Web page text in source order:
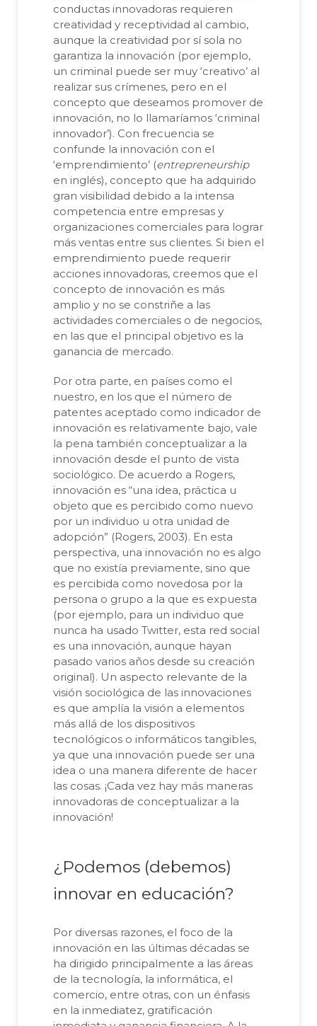
conductas innovadoras requieren
creatividad y receptividad al cambio,
aunque la creatividad por sí sola no
garantiza la innovación (por ejemplo,
un criminal puede ser muy ‘creativo’ al
realizar sus crímenes, pero en el
concepto que deseamos promover de
innovación, no lo llamaríamos ‘criminal
innovador’). Con frecuencia se
confunde la innovación con el
‘emprendimiento’ (entrepreneurship
en inglés), concepto que ha adquirido
gran visibilidad debido a la intensa
competencia entre empresas y
organizaciones comerciales para lograr
más ventas entre sus clientes. Si bien el
emprendimiento puede requerir
acciones innovadoras, creemos que el
concepto de innovación es más
amplio y no se constriñe a las
actividades comerciales o de negocios,
en las que el principal objetivo es la
ganancia de mercado.
Por otra parte, en países como el
nuestro, en los que el número de
patentes aceptado como indicador de
innovación es relativamente bajo, vale
la pena también conceptualizar a la
innovación desde el punto de vista
sociológico. De acuerdo a Rogers,
innovación es “una idea, práctica u
objeto que es percibido como nuevo
por un individuo u otra unidad de
adopción” (Rogers, 2003). En esta
perspectiva, una innovación no es algo
que no existía previamente, sino que
es percibida como novedosa por la
persona o grupo a la que es expuesta
(por ejemplo, para un individuo que
nunca ha usado Twitter, esta red social
es una innovación, aunque hayan
pasado varios años desde su creación
original). Un aspecto relevante de la
visión sociológica de las innovaciones
es que amplía la visión a elementos
más allá de los dispositivos
tecnológicos o informáticos tangibles,
ya que una innovación puede ser una
idea o una manera diferente de hacer
las cosas. ¡Cada vez hay más maneras
innovadoras de conceptualizar a la
innovación!
¿Podemos (debemos)
innovar en educación?
Por diversas razones, el foco de la
innovación en las últimas décadas se
ha dirigido principalmente a las áreas
de la tecnología, la informática, el
comercio, entre otras, con un énfasis
en la inmediatez, gratificación